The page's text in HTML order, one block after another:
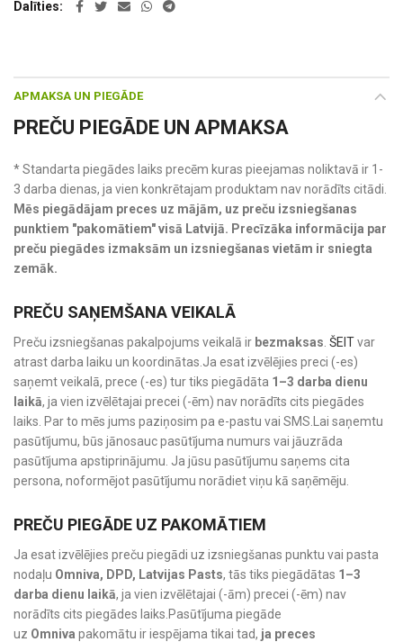
Dalīties
APMAKSA UN PIEGĀDE
PREČU PIEGĀDE UN APMAKSA
* Standarta piegādes laiks precēm kuras pieejamas noliktavā ir 1-
3 darba dienas, ja vien konkrētajam produktam nav norādīts citādi.
Mēs piegādājam preces uz mājām, uz preču izsniegšanas
punktiem "pakomātiem" visā Latvijā. Precīzāka informācija par
preču piegādes izmaksām un izsniegšanas vietām ir sniegta
zemāk.
PREČU SAŅEMŠANA VEIKALĀ
Preču izsniegšanas pakalpojums veikalā ir bezmaksas ŠEITvar
atrast darba laiku un koordinātas.Ja esat izvēlējies preci (-es)
saņemt veikalā, prece (-es) tur tiks piegādāta 1–3 darba dienu
laikā, ja vien izvēlētajai precei (-ēm) nav norādīts cits piegādes
laiks. Par to mēs jums paziņosim pa e-pastu vai SMS.Lai saņemtu
pasūtījumu, būs jānosauc pasūtījuma numurs vai jāuzrāda
pasūtījuma apstiprinājumu. Ja jūsu pasūtījumu saņems cita
persona, noformējot pasūtījumu norādiet viņu kā saņēmēju.
PREČU PIEGĀDE UZ PAKOMĀTIEM
Ja esat izvēlējies preču piegādi uz izsniegšanas punktu vai pasta
nodaļu Omniva, DPD, Latvijas Pasts, tās tiks piegādātas 1–3
darba dienu laikā, ja vien izvēlētajai (-ām) precei (-ēm) nav
norādīts cits piegādes laiks.Pasūtījuma piegāde
uz Omniva pakomātu ir iespējama tikai tad, ja preces